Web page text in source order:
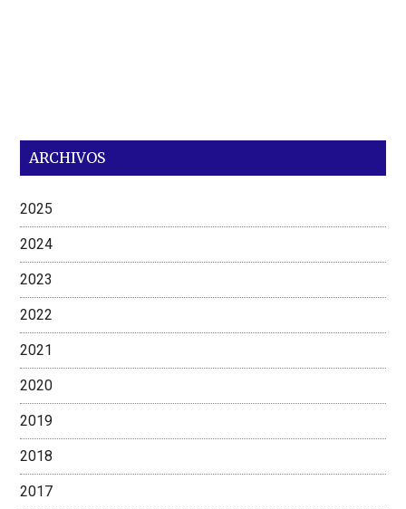
ARCHIVOS
2025
2024
2023
2022
2021
2020
2019
2018
2017